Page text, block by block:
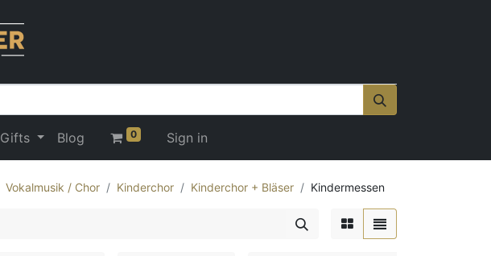
Gifts Blog 0 Sign in
Vokalmusik / Chor Kinderchor Kinderchor + Bläser Kindermessen